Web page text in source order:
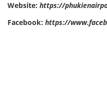
Website: https://
Facebook: https://